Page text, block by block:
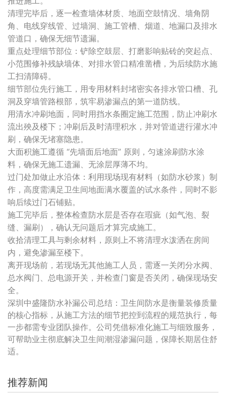
清理完毕后，逐一检查墙体材质、地面空鼓情况、墙角阴
角、电线穿线管、过墙洞、施工管槽、烟道、地漏口及排水
管道口，确保无细节遗漏。
重点处理细节部位：铲除空鼓层、打磨影响贴砖的突起点、
小范围修补残缺墙体、对排水管口精准凿槽，为后续防水施
工扫清障碍。
细节部位先行施工，用专用材料封堵密实各排水管口槽、孔
洞及穿墙管路根部，筑牢易渗漏点的第一道防线。
用清水冲刷地面，同时用挡水条圈定施工范围，防止冲刷水
流出殃及楼下；冲刷后及时清理积水，并对管道进行灌水冲
刷，确保无堵塞隐患。
大面积施工遵循 “先墙面后地面” 原则，匀速涂刷防水涂
料，确保无施工遗漏、无涂层厚薄不均。
过门处加做止水沿体：利用现场现有材料（如防水砂浆）制
作，高度需满足卫生间地面满水覆盖的试水条件，同时不影
响后续过门石铺贴。
施工完毕后，整体检查防水层是否存在瑕疵（如气泡、裂
缝、漏刷），确认无问题后才算完成施工。
收拾清理工具与剩余材料，原则上不将清理水泼洒在房间
内，避免渗漏至楼下。
离开现场前，若现场无其他施工人员，需逐一关闭分水阀、
总水阀门、总电源开关，并检查门窗是否关闭，确保现场安
全。
深圳中盛隆防水补漏公司总结：卫生间防水是衡量装修质量
的核心指标，从施工方法的细节把控到流程的规范执行，每
一步都需专业团队操作。公司凭借标准化施工与细致服务，
可帮助业主彻底解决卫生间潮湿渗漏问题，保障长期居住舒
适。
推荐新闻